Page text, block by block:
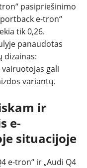
pasipriešinimo
e-tron“
tik 0,26.
panaudotas
dizainas:
vairuotojas gali
variantų.
ir
e-
situacijoje
e-tron“ ir „Audi Q4